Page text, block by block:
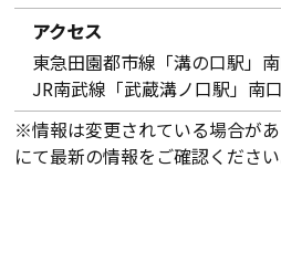
アクセス
東急田園都市線「溝の口駅」
JR南武線「武蔵溝ノ口駅」南
※情報は変更されている場合が
にて最新の情報をご確認ください